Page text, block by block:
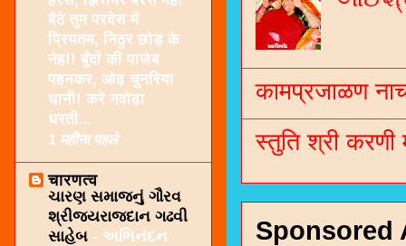
कामप्रजाळण
स्तुति श्री करणी
Sponsored
बैठे तुम परदेस में
प्रियतम, निठुर छोड़ के
नेह!! बूँदों की पाजेब
पहनकर, ओढ़ चुनरिया
धानी! करे नवोढ़ा
धरती...
1 महीना पहले
चारणत्व
ચારણ સમાજનું ગૌરવ
શ્રીજયરાજદાન ગઢવી
સાહેબ - અભિનંદન